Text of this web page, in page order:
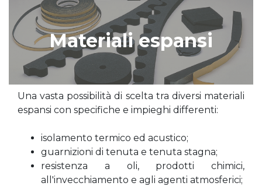
Materiali espansi
Una vasta possibilità di scelta tra diversi materiali
espansi con specifiche e impieghi differenti:
isolamento termico ed acustico;
guarnizioni di tenuta e tenuta stagna;
resistenza a oli, prodotti chimici,
all'invecchiamento e agli agenti atmosferici;